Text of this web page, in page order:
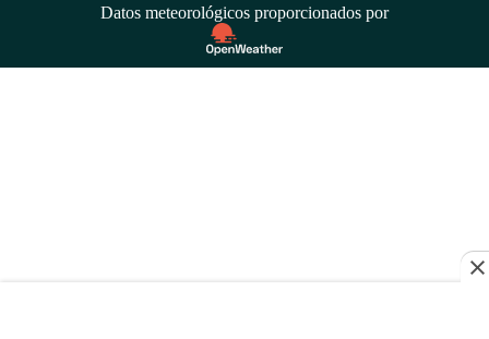
Datos meteorológicos proporcionados por